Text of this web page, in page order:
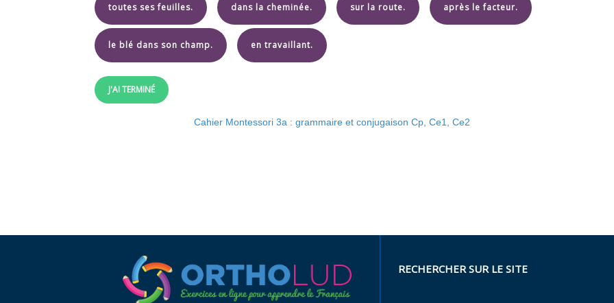
toutes ses feuilles. dans la cheminée. sur la route. après le facteur.
le blé dans son champ. en travaillant.
J'AI TERMINÉ
Cahier Montessori 3a : grammaire et conjugaison Cp, Ce1, Ce2
RECHERCHER SUR LE SITE